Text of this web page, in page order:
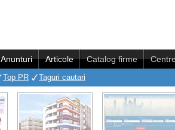
Anunturi Articole Catalog firme
Top PR Taguri cautari